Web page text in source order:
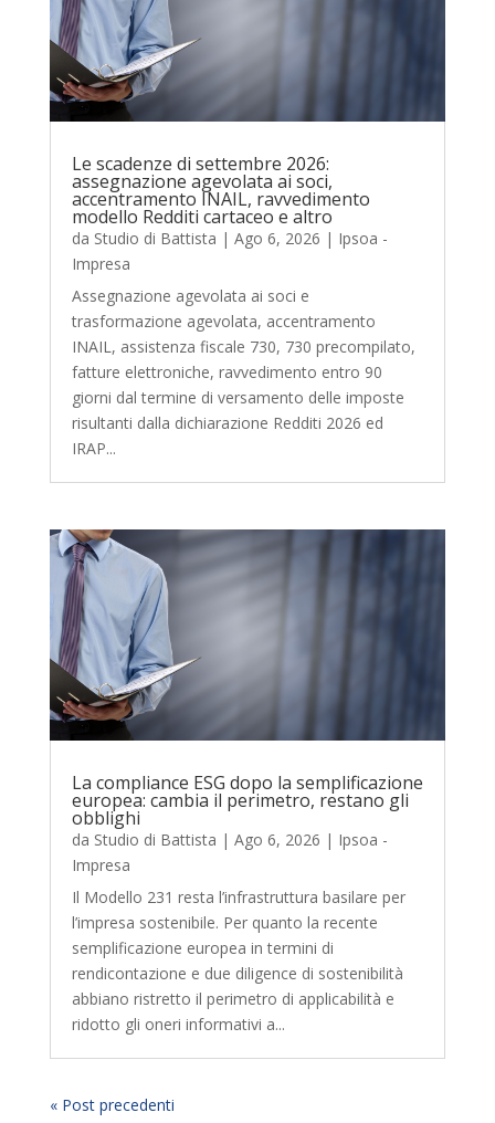
Le scadenze di settembre 2026:
assegnazione agevolata ai soci,
accentramento INAIL, ravvedimento
modello Redditi cartaceo e altro
da Studio di Battista | Ago 6, 2026 | Ipsoa -
Impresa
Assegnazione agevolata ai soci e
trasformazione agevolata, accentramento
INAIL, assistenza fiscale 730, 730 precompilato,
fatture elettroniche, ravvedimento entro 90
giorni dal termine di versamento delle imposte
risultanti dalla dichiarazione Redditi 2026 ed
IRAP...
La compliance ESG dopo la semplificazione
europea: cambia il perimetro, restano gli
obblighi
da Studio di Battista | Ago 6, 2026 | Ipsoa -
Impresa
Il Modello 231 resta l’infrastruttura basilare per
l’impresa sostenibile. Per quanto la recente
semplificazione europea in termini di
rendicontazione e due diligence di sostenibilità
abbiano ristretto il perimetro di applicabilità e
ridotto gli oneri informativi a...
« Post precedenti